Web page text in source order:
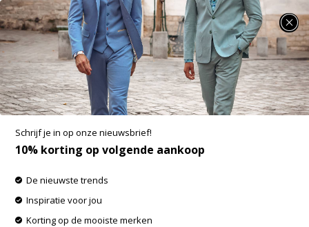
SUMMER SALE: 25% t/m 50% korting op heel veel zomerse items!
Fellows United Polo Fan Flowers Mint Green
(51.3609 - 175)
Aan verlanglijst toevoegen
Schrijf je in op onze nieuwsbrief!
10% korting op volgende aankoop
De nieuwste trends
Inspiratie voor jou
Korting op de mooiste merken